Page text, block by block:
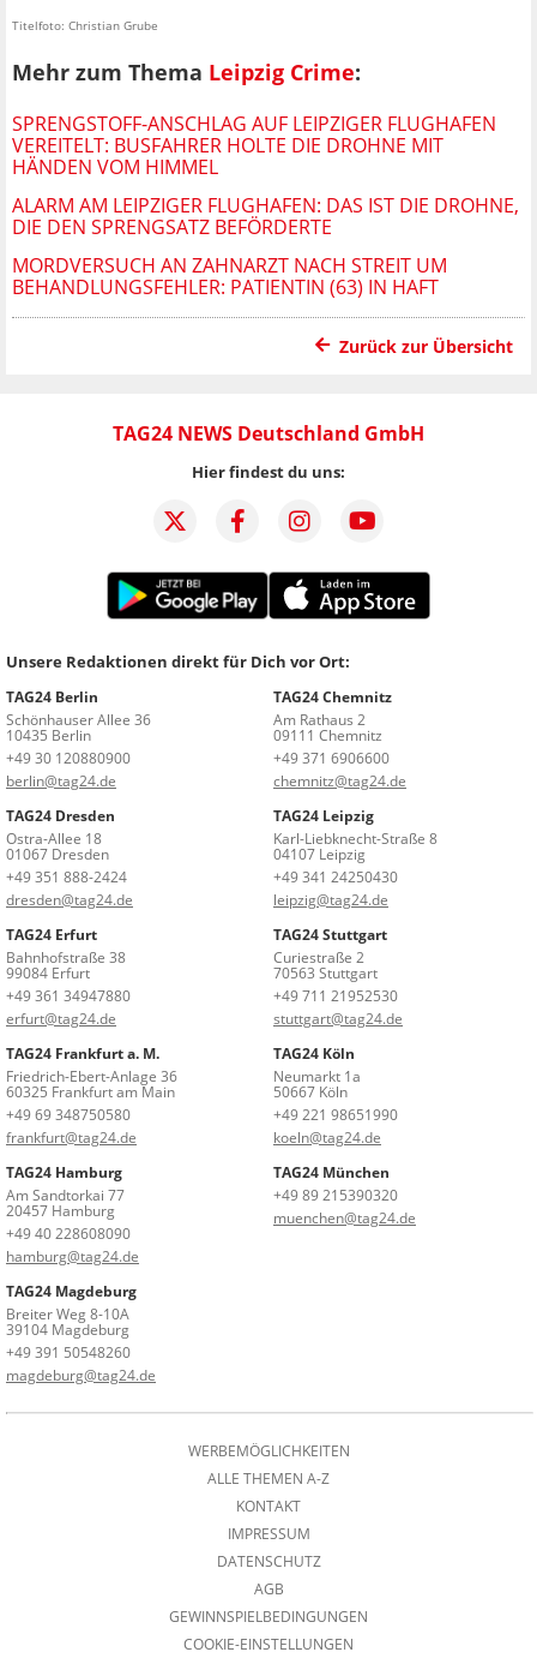
Titelfoto: Christian Grube
Mehr zum Thema Leipzig Crime:
SPRENGSTOFF-ANSCHLAG AUF LEIPZIGER FLUGHAFEN
VEREITELT: BUSFAHRER HOLTE DIE DROHNE MIT
HÄNDEN VOM HIMMEL
ALARM AM LEIPZIGER FLUGHAFEN: DAS IST DIE DROHNE,
DIE DEN SPRENGSATZ BEFÖRDERTE
MORDVERSUCH AN ZAHNARZT NACH STREIT UM
BEHANDLUNGSFEHLER: PATIENTIN (63) IN HAFT
Zurück zur Übersicht
TAG24 NEWS Deutschland GmbH
Hier findest du uns:
Unsere Redaktionen direkt für Dich vor Ort:
TAG24 Berlin
Schönhauser Allee 36
10435 Berlin
+49 30 120880900
berlin@tag24.de
TAG24 Chemnitz
Am Rathaus 2
09111 Chemnitz
+49 371 6906600
chemnitz@tag24.de
TAG24 Dresden
Ostra-Allee 18
01067 Dresden
+49 351 888-2424
dresden@tag24.de
TAG24 Leipzig
Karl-Liebknecht-Straße 8
04107 Leipzig
+49 341 24250430
leipzig@tag24.de
TAG24 Erfurt
Bahnhofstraße 38
99084 Erfurt
+49 361 34947880
erfurt@tag24.de
TAG24 Stuttgart
Curiestraße 2
70563 Stuttgart
+49 711 21952530
stuttgart@tag24.de
TAG24 Frankfurt a. M.
Friedrich-Ebert-Anlage 36
60325 Frankfurt am Main
+49 69 348750580
frankfurt@tag24.de
TAG24 Köln
Neumarkt 1a
50667 Köln
+49 221 98651990
koeln@tag24.de
TAG24 Hamburg
Am Sandtorkai 77
20457 Hamburg
+49 40 228608090
hamburg@tag24.de
TAG24 München
+49 89 215390320
muenchen@tag24.de
TAG24 Magdeburg
Breiter Weg 8-10A
39104 Magdeburg
+49 391 50548260
magdeburg@tag24.de
WERBEMÖGLICHKEITEN
ALLE THEMEN A-Z
KONTAKT
IMPRESSUM
DATENSCHUTZ
AGB
GEWINNSPIELBEDINGUNGEN
COOKIE-EINSTELLUNGEN